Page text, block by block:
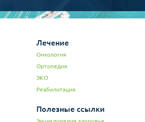
Лечение
Онкология
Ортопедия
ЭКО
Реабилитация
Полезные ссылки